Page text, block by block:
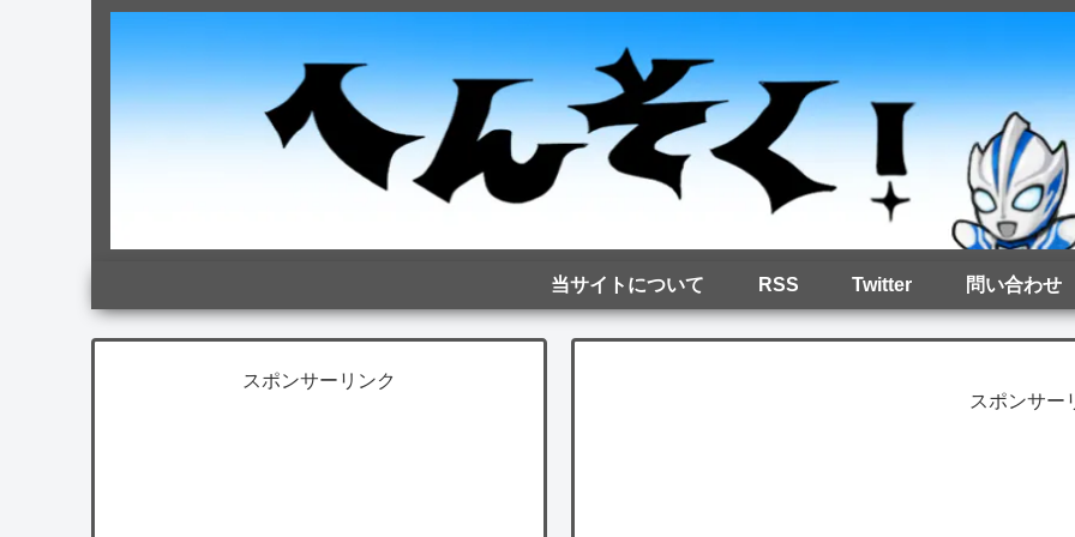
当サイトについて RSS Twitter 問い合わせ
スポンサー
スポンサーリンク